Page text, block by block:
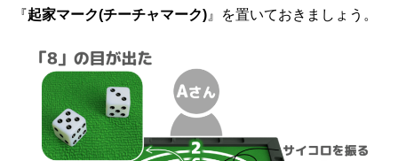
『起家マーク(チーチャマーク) 』を置いておきましょう。